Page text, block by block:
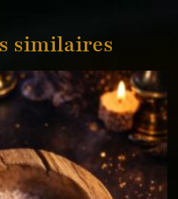
similaires